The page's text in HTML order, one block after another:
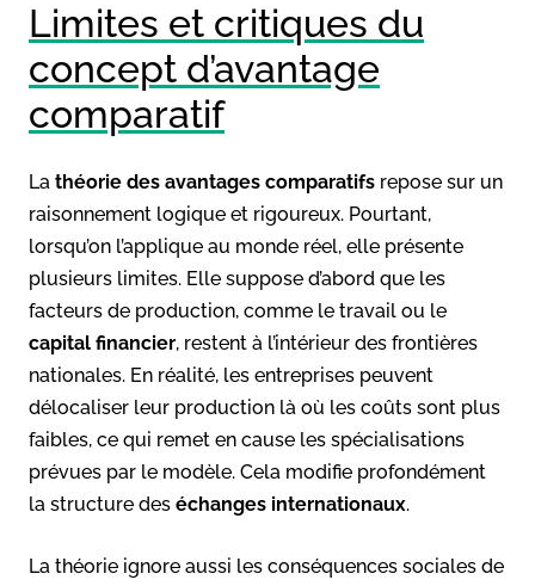
Limites et critiques du
concept d’avantage
comparatif
La théorie des avantages comparatifs repose sur un
raisonnement logique et rigoureux. Pourtant,
lorsqu’on l’applique au monde réel, elle présente
plusieurs limites. Elle suppose d’abord que les
facteurs de production, comme le travail ou le
capital financier, restent à l’intérieur des frontières
nationales. En réalité, les entreprises peuvent
délocaliser leur production là où les coûts sont plus
faibles, ce qui remet en cause les spécialisations
prévues par le modèle. Cela modifie profondément
la structure des échanges internationaux.
La théorie ignore aussi les conséquences sociales de